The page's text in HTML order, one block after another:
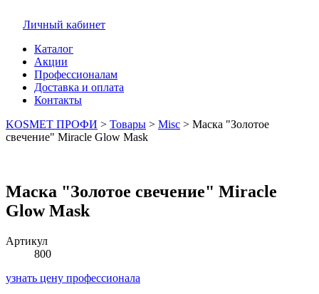
Личный кабинет
Каталог
Акции
Профессионалам
Доставка и оплата
Контакты
KOSMET ПРОФИ > Товары > Misc > Маска "Золотое
свечение" Miracle Glow Mask
Маска "Золотое свечение" Miracle
Glow Mask
Артикул
800
узнать цену профессионала